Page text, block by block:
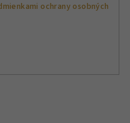
ochrany osobných